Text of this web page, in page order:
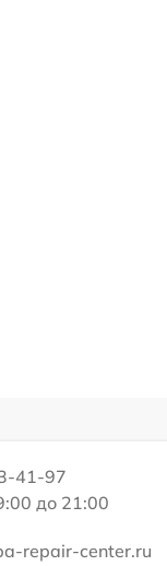
41-97
до 21:00
repair-center.ru